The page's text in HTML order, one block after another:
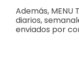
Además, MENU
diarios,
enviados por